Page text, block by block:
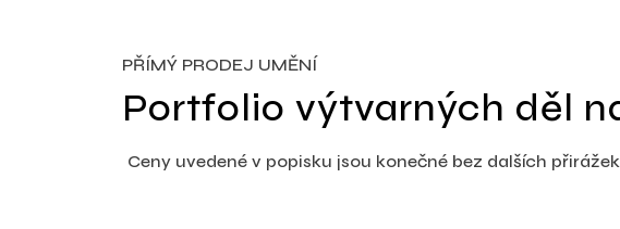
PŘÍMÝ PRODEJ UMĚNÍ
Portfolio výtvarných děl
Ceny uvedené v popisku jsou konečné bez dalších